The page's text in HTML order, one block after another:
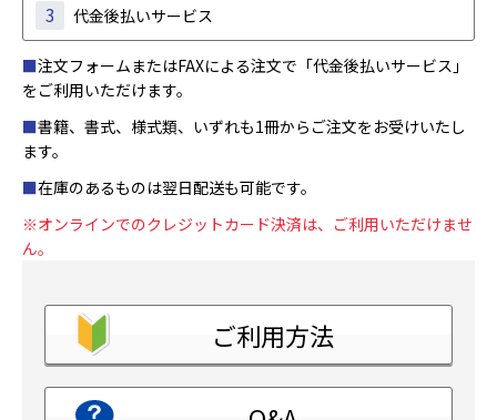
3 代金後払いサービス
■注文フォームまたはFAXによる注文で「代金後払いサービス」
をご利用いただけます。
■書籍、書式、様式類、いずれも1冊からご注文をお受けいたし
ます。
■在庫のあるものは翌日配送も可能です。
※オンラインでのクレジットカード決済は、ご利用いただけませ
ん。
ご利用方法